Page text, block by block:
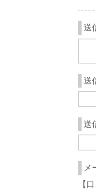
送
送
送
メ
【